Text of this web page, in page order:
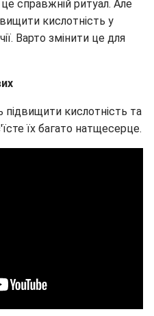
справжній ритуал. Але
кислотність у
Варто змінити це для
підвищити кислотність та
їх багато натщесерце.